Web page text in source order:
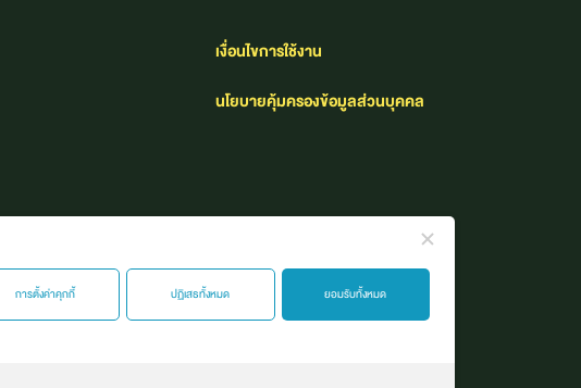
เงื่อนไขการใช้งาน​
นโยบายคุ้มครองข้อมูลส่วนบุคคล
การตั้งค่าคุกกี้ ปฏิเสธทั้งหมด ยอมรับทั้งหมด